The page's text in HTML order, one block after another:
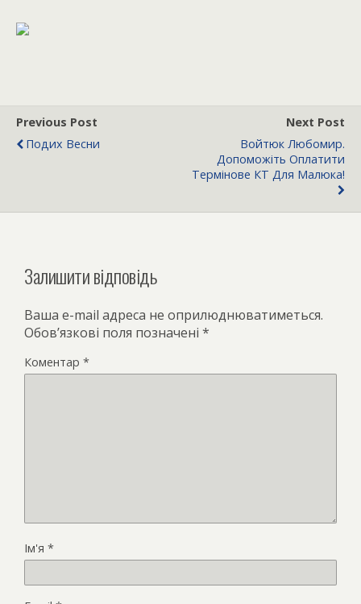
Previous Post
Подих Весни
Next Post
Войтюк Любомир.
Допоможіть Оплатити
Термінове КТ Для Малюка!
Залишити відповідь
Ваша e-mail адреса не оприлюднюватиметься.
Обов’язкові поля позначені *
Коментар *
Ім'я *